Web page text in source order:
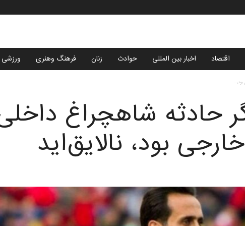
اقتصاد اخبار بین المللی حوادث زنان فرهنگ وهنری ورزشی
حادثه شاهچراغ
بود، نالایق‌اید